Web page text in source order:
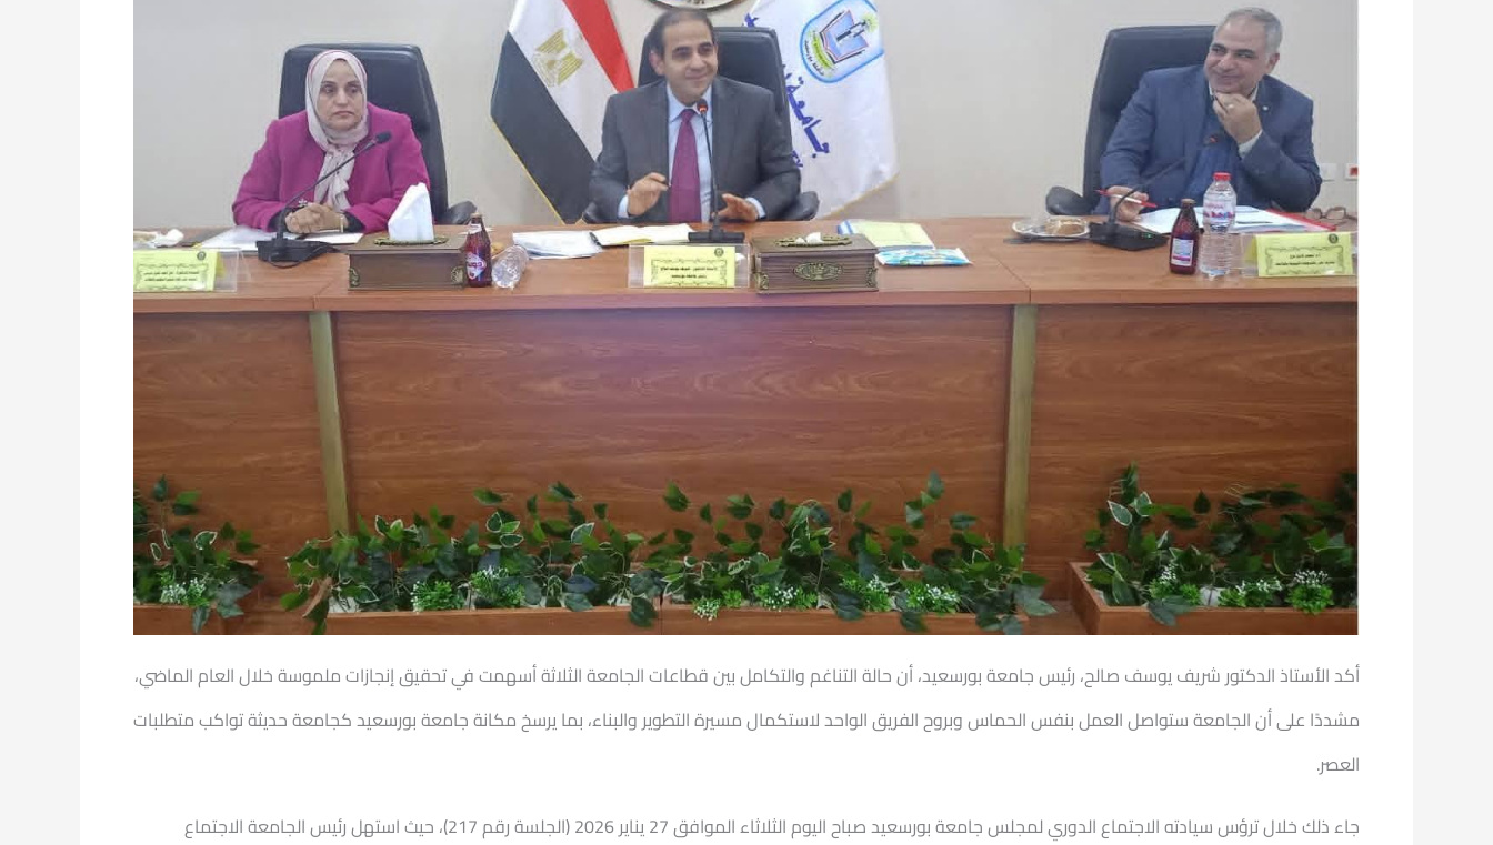
أكد الأستاذ الدكتور شريف يوسف صالح، رئيس جامعة بورسعيد، أن حالة التناغم والتكامل بين قطاعات الجامعة الثلاثة أسهمت في تحقيق إنجازات ملموسة خلال العام الماضي،
مشددًا على أن الجامعة ستواصل العمل بنفس الحماس وبروح الفريق الواحد لاستكمال مسيرة التطوير والبناء، بما يرسخ مكانة جامعة بورسعيد كجامعة حديثة تواكب متطلبات
العصر.
جاء ذلك خلال ترؤس سيادته الاجتماع الدوري لمجلس جامعة بورسعيد صباح اليوم الثلاثاء الموافق 27 يناير 2026 (الجلسة رقم 217)، حيث استهل رئيس الجامعة الاجتماع